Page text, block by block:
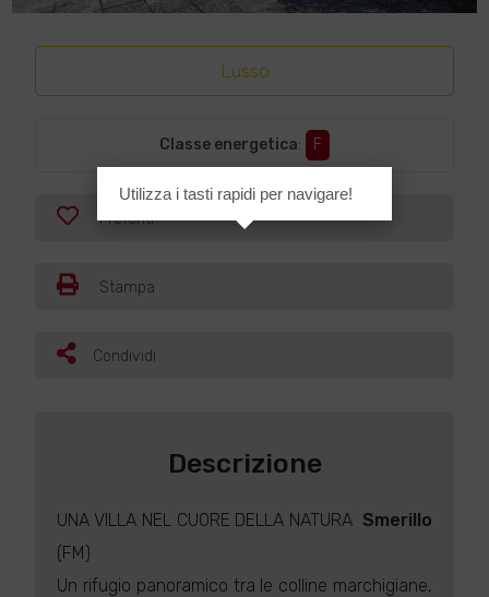
Lusso
Classe energetica: F
Preferiti
Stampa
Condividi
Descrizione
UNA VILLA NEL CUORE DELLA NATURA  Smerillo
(FM)
Un rifugio panoramico tra le colline marchigiane,
Utilizza i tasti rapidi per navigare!